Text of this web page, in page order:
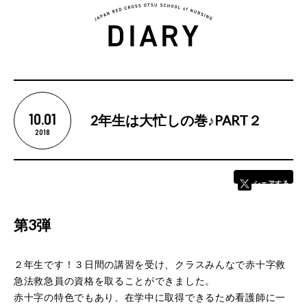
カリキュラム
基本情報
卒業後の進路
10.01
2018
2年生は大忙しの巻♪PART２
シェアする
第3弾
２年生です！３日間の講習を受け、クラスみんなで赤十字救
急法救急員の資格を取ることができました。
赤十字の特色でもあり、在学中に取得できるため看護師に一